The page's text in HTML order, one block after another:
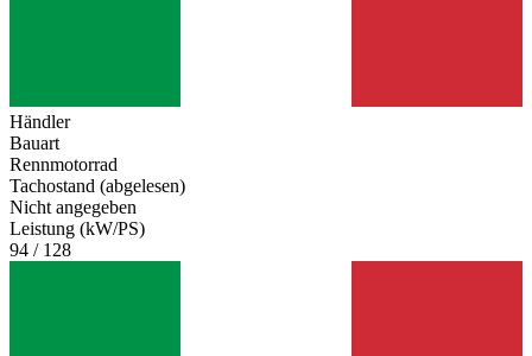
Händler
Bauart
Rennmotorrad
Tachostand (abgelesen)
Nicht angegeben
Leistung (kW/PS)
94 / 128